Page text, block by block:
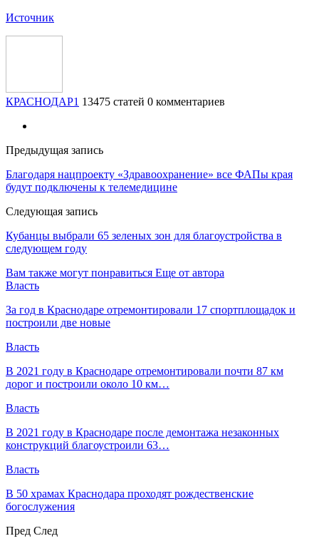
Источник
КРАСНОДАР1 13475 статей 0 комментариев
Предыдущая запись
Благодаря нацпроекту «Здравоохранение» все ФАПы края
будут подключены к телемедицине
Следующая запись
Кубанцы выбрали 65 зеленых зон для благоустройства в
следующем году
Вам также могут понравиться Еще от автора
Власть
За год в Краснодаре отремонтировали 17 спортплощадок и
построили две новые
Власть
В 2021 году в Краснодаре отремонтировали почти 87 км
дорог и построили около 10 км…
Власть
В 2021 году в Краснодаре после демонтажа незаконных
конструкций благоустроили 63…
Власть
В 50 храмах Краснодара проходят рождественские
богослужения
Пред След